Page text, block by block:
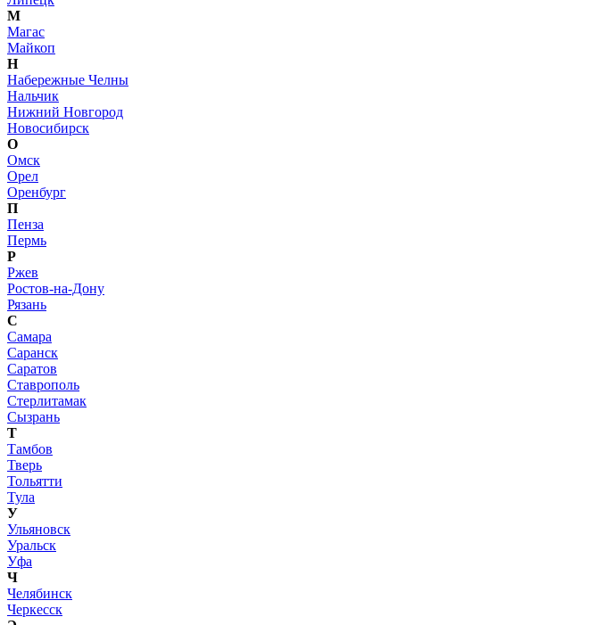
М
Магас
Майкоп
Н
Набережные Челны
Нальчик
Нижний Новгород
Новосибирск
О
Омск
Орел
Оренбург
П
Пенза
Пермь
Р
Ржев
Ростов-на-Дону
Рязань
С
Самара
Саранск
Саратов
Ставрополь
Стерлитамак
Сызрань
Т
Тамбов
Тверь
Тольятти
Тула
У
Ульяновск
Уральск
Уфа
Ч
Челябинск
Черкесск